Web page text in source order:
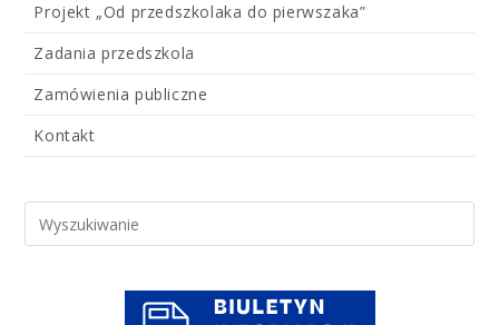
Projekt „Od przedszkolaka do pierwszaka”
Zadania przedszkola
Zamówienia publiczne
Kontakt